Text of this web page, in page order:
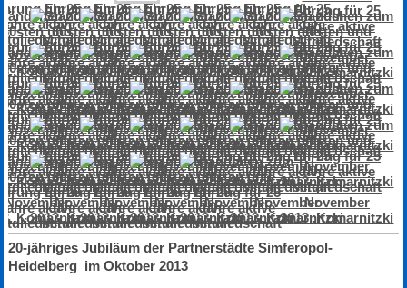
20-jähriges Jubiläum der Partnerstädte Simferopol-
Heidelberg im Oktober 2013